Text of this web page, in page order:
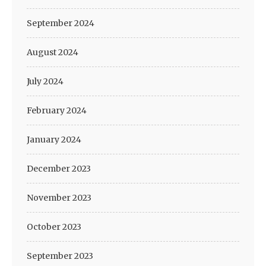
September 2024
August 2024
July 2024
February 2024
January 2024
December 2023
November 2023
October 2023
September 2023